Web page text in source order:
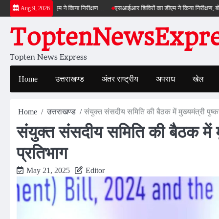
Skip
to
content
Aug 9, 2026
का डीएम ने किया निरीक्षण… एसआईआर शिविरों का डीएम ने किया निरीक्षण, बोले—कोई
Topten News Express
Home उत्तराखण्ड अंतर राष्ट्रीय अपराध खेल
Home उत्तराखण्ड संयुक्त संसदीय समिति की बैठक में मुख्यमंत्री पुष्कर
संयुक्त संसदीय समिति की बैठक में
प्रतिभाग
May 21, 2025 Editor